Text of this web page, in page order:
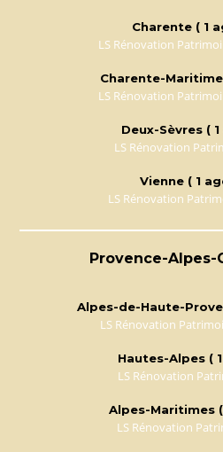
Charente ( 1
LS Rénovation
Charente-Maritime
LS Rénovation
Deux-Sèvres (
LS Rénovation
Vienne ( 1
LS Rénovation
Provence-Alpes-
Alpes-de-Haute-
LS Rénovation
Hautes-Alpes (
LS Rénovation
Alpes-Maritimes
LS Rénovation